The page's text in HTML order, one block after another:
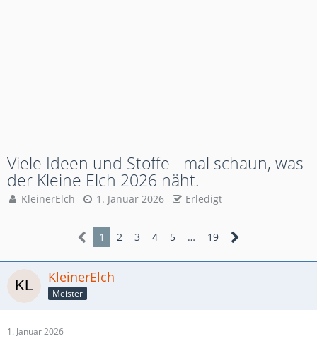
Viele Ideen und Stoffe - mal schaun, was
der Kleine Elch 2026 näht.
KleinerElch 1. Januar 2026 Erledigt
1 2 3 4 5 … 19
KleinerElch
Meister
1. Januar 2026